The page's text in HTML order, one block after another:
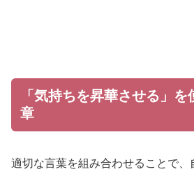
「気持ちを昇華させる」
章
適切な言葉を組み合わせることで、